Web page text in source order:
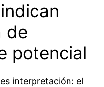
de
potencial
interpretación: el